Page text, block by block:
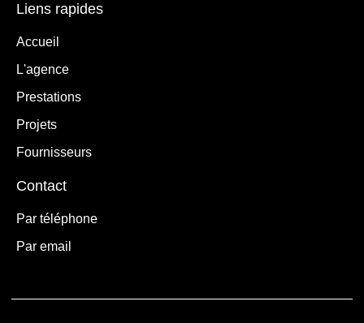
Liens rapides
Accueil
L'agence
Prestations
Projets
Fournisseurs
Contact
Par téléphone
Par email